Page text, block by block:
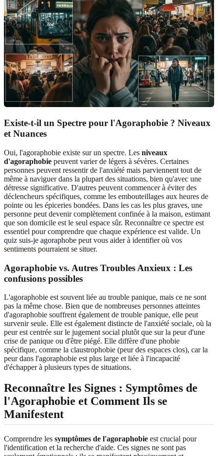
Existe-t-il un Spectre pour l'Agoraphobie ? Niveaux
et Nuances
Oui, l'agoraphobie existe sur un spectre. Les niveaux
d'agoraphobie peuvent varier de légers à sévères. Certaines
personnes peuvent ressentir de l'anxiété mais parviennent tout de
même à naviguer dans la plupart des situations, bien qu'avec une
détresse significative. D'autres peuvent commencer à éviter des
déclencheurs spécifiques, comme les embouteillages aux heures de
pointe ou les épiceries bondées. Dans les cas les plus graves, une
personne peut devenir complètement confinée à la maison, estimant
que son domicile est le seul espace sûr. Reconnaître ce spectre est
essentiel pour comprendre que chaque expérience est valide. Un
quiz suis-je agoraphobe peut vous aider à identifier où vos
sentiments pourraient se situer.
Agoraphobie vs. Autres Troubles Anxieux : Les
confusions possibles
L'agoraphobie est souvent liée au trouble panique, mais ce ne sont
pas la même chose. Bien que de nombreuses personnes atteintes
d'agoraphobie souffrent également de trouble panique, elle peut
survenir seule. Elle est également distincte de l'anxiété sociale, où la
peur est centrée sur le jugement social plutôt que sur la peur d'une
crise de panique ou d'être piégé. Elle diffère d'une phobie
spécifique, comme la claustrophobie (peur des espaces clos), car la
peur dans l'agoraphobie est plus large et liée à l'incapacité
d'échapper à plusieurs types de situations.
Reconnaître les Signes : Symptômes de
l'Agoraphobie et Comment Ils se
Manifestent
Comprendre les symptômes de l'agoraphobie est crucial pour
l'identification et la recherche d'aide. Ces signes ne sont pas